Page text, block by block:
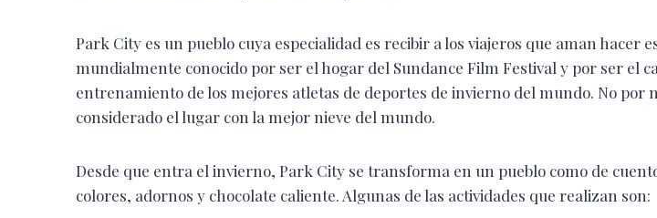
Park City es un pueblo cuya especialidad es recibir a los viajeros que aman hacer
mundialmente conocido por ser el hogar del Sundance Film Festival y por ser el
entrenamiento de los mejores atletas de deportes de invierno del mundo. No por
considerado el lugar con la mejor nieve del mundo.
Desde que entra el invierno, Park City se transforma en un pueblo como de
colores, adornos y chocolate caliente. Algunas de las actividades que realizan son: